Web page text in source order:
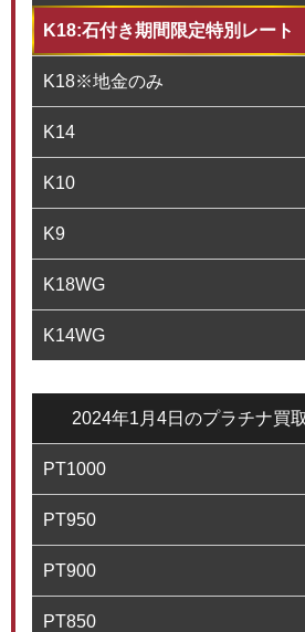
K18:石付き期間限定特別レート
K18※地金のみ
K14
K10
K9
K18WG
K14WG
2024年1月4日のプラチナ買
PT1000
PT950
PT900
PT850